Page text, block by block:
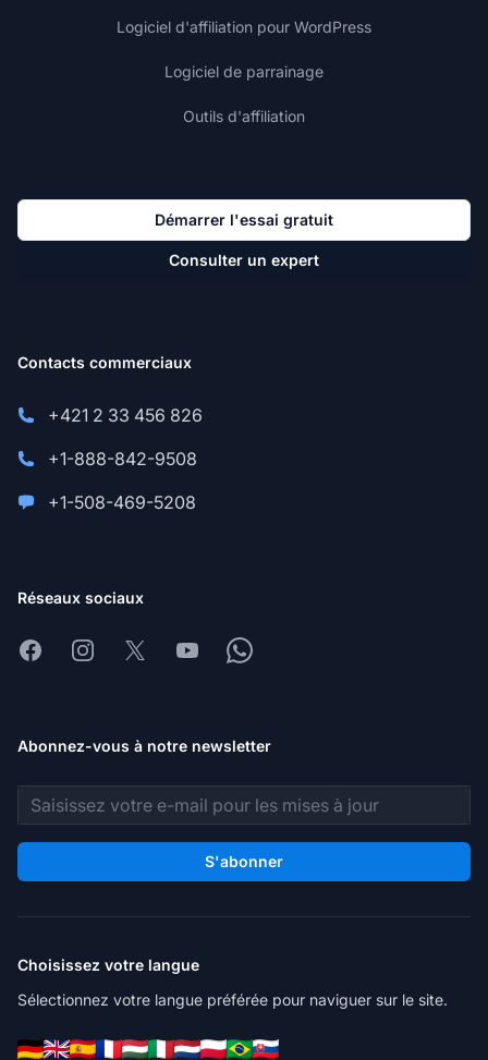
Logiciel d'affiliation pour WordPress
Logiciel de parrainage
Outils d'affiliation
Démarrer l'essai gratuit
Consulter un expert
Contacts commerciaux
+421 2 33 456 826
+1-888-842-9508
+1-508-469-5208
Réseaux sociaux
FacebookInstagram
X YoutubeWhatsapp
Abonnez-vous à notre newsletter
Adresse e-mail
S'abonner
Choisissez votre langue
Sélectionnez votre langue préférée pour naviguer sur le site.